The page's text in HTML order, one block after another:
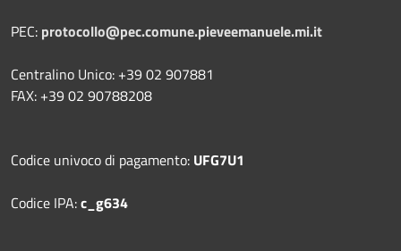
PEC: protocollo@pec.comune.pieveemanuele.mi.it
Centralino Unico: +39 02 907881
FAX: +39 02 90788208
Codice univoco di pagamento: UFG7U1
Codice IPA:c_g634